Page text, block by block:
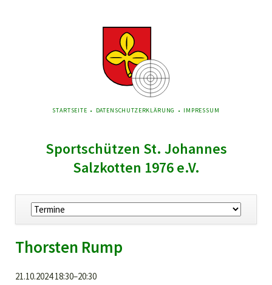
NAVIGATION
STARTSEITE DATENSCHUTZERKLÄRUNG IMPRESSUM
Sportschützen St. Johannes
Salzkotten 1976 e.V.
Navigation
überspringen
Thorsten Rump
21.10.2024 18:30–20:30